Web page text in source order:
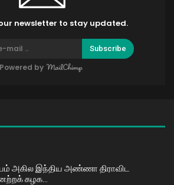
newsletter to stay updated.
Subscribe
Powered by
அகில இந்திய அண்ணா திராவிட
கழக…